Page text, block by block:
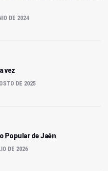
DE 2024
vez
DE 2025
Popular de Jaén
DE 2026